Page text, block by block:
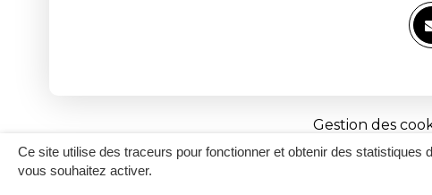
Ce site utilise des traceurs pour fonctionner et obtenir des
vous souhaitez activer.
Gestion des